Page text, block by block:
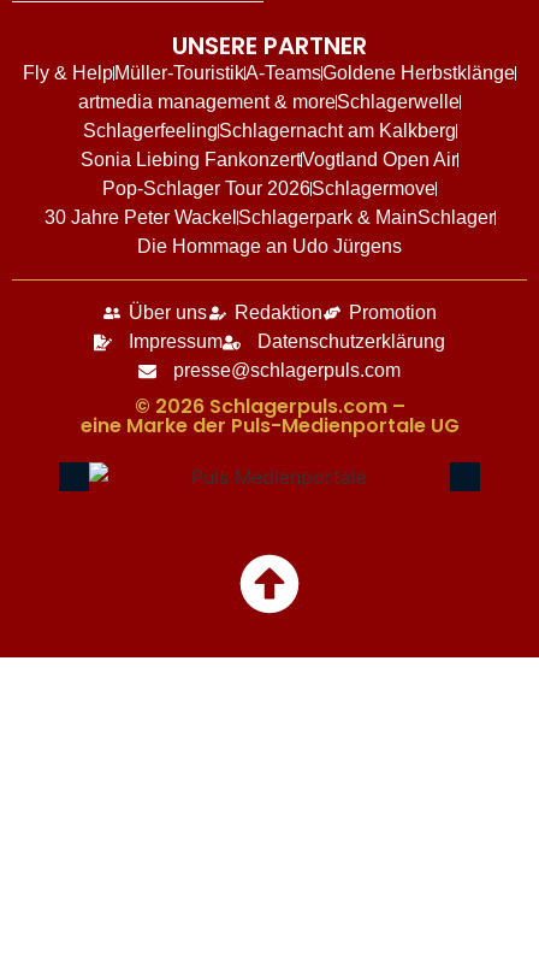
UNSERE PARTNER
Fly & HelpMüller-TouristikA-TeamsGoldene Herbstklänge
artmedia management & moreSchlagerwelle
SchlagerfeelingSchlagernacht am Kalkberg
Sonia Liebing FankonzertVogtland Open Air
Pop-Schlager Tour 2026Schlagermove
30 Jahre Peter Wackel Schlagerpark & MainSchlager
Die Hommage an Udo Jürgens
Über uns Redaktion
Promotion
Impressum
Datenschutzerklärung
presse@schlagerpuls.com
© 2026 Schlagerpuls.com –
eine Marke der Puls-Medienportale UG​